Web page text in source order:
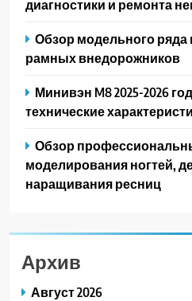
диагностики и ремонта
Обзор модельного ряда
рамных внедорожников
Минивэн M8 2025-2026
технические
Обзор
моделирования ногтей,
наращивания ресниц
Архив
Август 2026